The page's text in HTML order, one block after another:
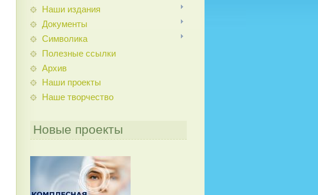
Наши издания
Документы
Символика
Полезные ссылки
Архив
Наши проекты
Наше творчество
Новые проекты